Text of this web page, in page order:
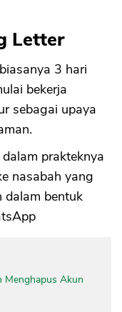
Letter
3 hari
bekerja
sebagai upaya
prakteknya
nasabah yang
dalam bentuk
Menghapus Akun